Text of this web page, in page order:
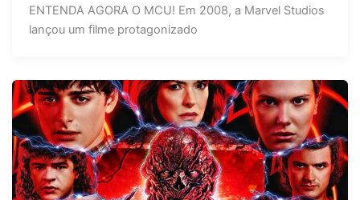
ENTENDA AGORA O MCU! Em 2008, a Marvel Studios
lançou um filme protagonizado